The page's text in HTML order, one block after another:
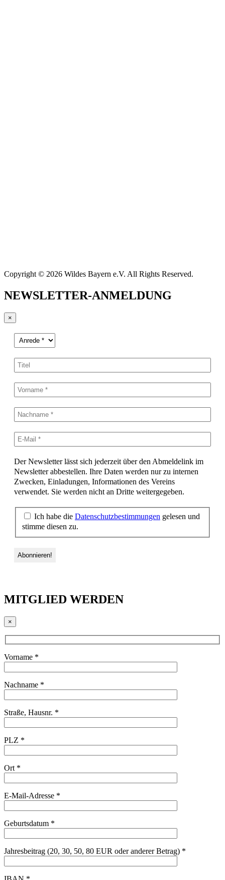
Copyright © 2026 Wildes Bayern e.V. All Rights Reserved.
NEWSLETTER-ANMELDUNG
×
Der Newsletter lässt sich jederzeit über den Abmeldelink im
Newsletter abbestellen. Ihre Daten werden nur zu internen
Zwecken, Einladungen, Informationen des Vereins
verwendet. Sie werden nicht an Dritte weitergegeben.
Ich habe die Datenschutzbestimmungen gelesen und
stimme diesen zu.
MITGLIED WERDEN
×
Vorname *
Nachname *
Straße, Hausnr. *
PLZ *
Ort *
E-Mail-Adresse *
Geburtsdatum *
Jahresbeitrag (20, 30, 50, 80 EUR oder anderer Betrag) *